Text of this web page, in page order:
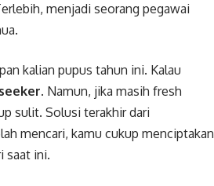
menjadi seorang pegawai
kalian pupus tahun ini. Kalau
. Namun, jika masih fresh
sulit. Solusi terakhir dari
mencari, kamu cukup menciptakan
saat ini.